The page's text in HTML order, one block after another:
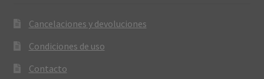
Cancelaciones y devoluciones
Condiciones de uso
Contacto